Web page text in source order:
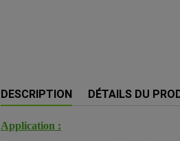
DESCRIPTION DÉTAILS DU
Application :